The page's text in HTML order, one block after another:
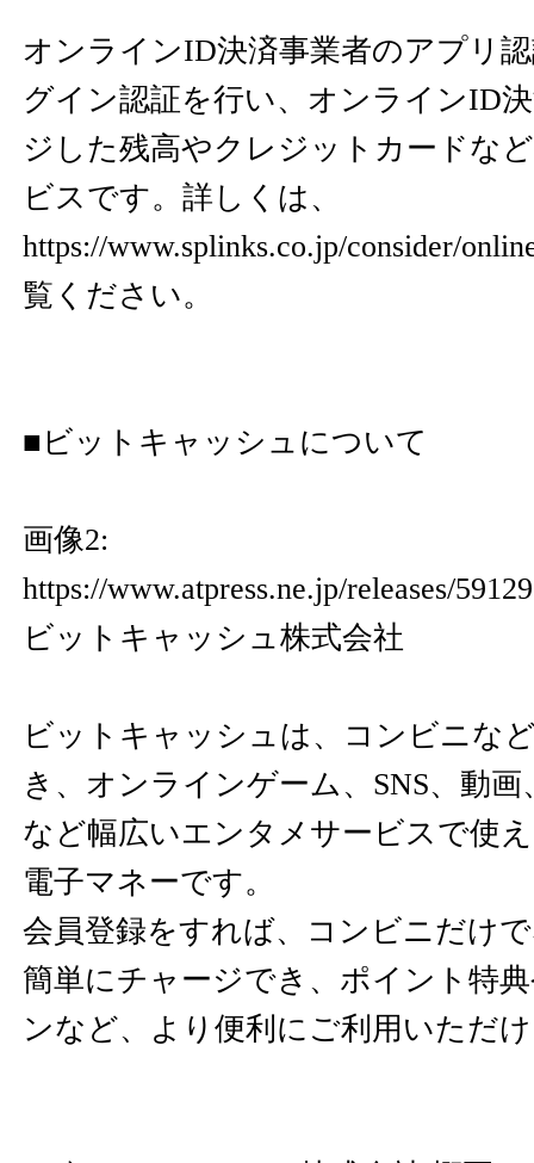
オンラインID決済事業者のアプリ
グイン認証を行い、オンラインID
ジした残高やクレジットカードな
ビスです。詳しくは、
https://www.splinks.co.jp/consider/
覧ください。
■ビットキャッシュについて
画像2:
https://www.atpress.ne.jp/releases/
ビットキャッシュ株式会社
ビットキャッシュは、コンビニな
き、オンラインゲーム、SNS、動
など幅広いエンタメサービスで使
電子マネーです。
会員登録をすれば、コンビニだけ
簡単にチャージでき、ポイント特
ンなど、より便利にご利用いただ